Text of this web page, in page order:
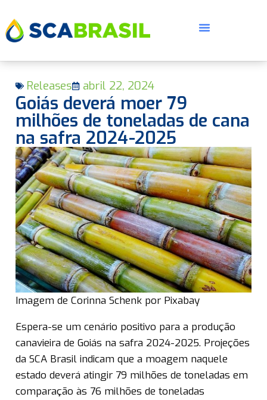
Releases abril 22, 2024
Goiás deverá moer 79
milhões de toneladas de cana
na safra 2024-2025
Imagem de Corinna Schenk por Pixabay
Espera-se um cenário positivo para a produção
canavieira de Goiás na safra 2024-2025. Projeções
da SCA Brasil indicam que a moagem naquele
estado deverá atingir 79 milhões de toneladas em
comparação às 76 milhões de toneladas